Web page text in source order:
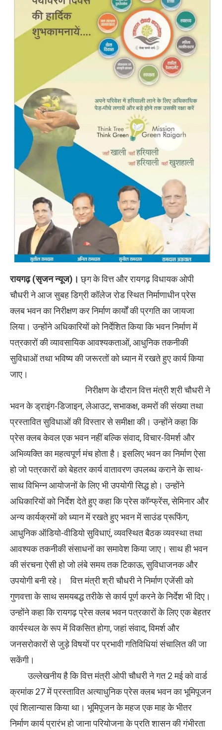
रायगढ़ (सृजन न्यूज)। छ्ग के वित्त और रायगढ़ विधायक ओपी
चौधरी ने आज सुबह डिग्री कॉलेज रोड स्थित निर्माणाधीन प्रेस
क्लब भवन का निरीक्षण कर निर्माण कार्यों की प्रगति का जायजा
लिया। उन्होंने अधिकारियों को निर्देशित किया कि भवन निर्माण में
पत्रकारों की व्यावसायिक आवश्यकताओं, आधुनिक तकनीकी
सुविधाओं तथा भविष्य की जरूरतों को ध्यान में रखते हुए कार्य किया
जाए।
निरीक्षण के दौरान वित्त मंत्री श्री चौधरी ने
भवन के ड्राइंग-डिजाइन, लेआउट, सभाकक्ष, कमरों की संख्या तथा
प्रस्तावित सुविधाओं की विस्तार से समीक्षा की। उन्होंने कहा कि
प्रेस क्लब केवल एक भवन नहीं बल्कि संवाद, विचार-विमर्श और
अभिव्यक्ति का महत्वपूर्ण मंच होता है। इसलिए भवन का निर्माण ऐसा
हो जो पत्रकारों को बेहतर कार्य वातावरण उपलब्ध कराने के साथ-
साथ विभिन्न आयोजनों के लिए भी उपयोगी सिद्ध हो। उन्होंने
अधिकारियों को निर्देश देते हुए कहा कि प्रेस कॉन्फ्रेंस, सेमिनार और
अन्य कार्यक्रमों को ध्यान में रखते हुए भवन में साउंड प्रूफिंग,
आधुनिक ऑडियो-वीडियो सुविधाएं, व्यवस्थित बैठक व्यवस्था तथा
आवश्यक तकनीकी संसाधनों का समावेश किया जाए। साथ ही भवन
की संरचना ऐसी हो जो लंबे समय तक टिकाऊ, सुविधाजनक और
उपयोगी बनी रहे। वित्त मंत्री श्री चौधरी ने निर्माण एजेंसी को
गुणवत्ता के साथ समयबद्ध तरीके से कार्य पूर्ण करने के निर्देश भी दिए।
उन्होंने कहा कि रायगढ़ प्रेस क्लब भवन पत्रकारों के लिए एक बेहतर
कार्यस्थल के रूप में विकसित होगा, जहां संवाद, विमर्श और
जनसरोकारों से जुड़े विषयों पर प्रभावी गतिविधियां संचालित की जा
सकेंगी।
उल्लेखनीय है कि वित्त मंत्री ओपी चौधरी ने गत 2 मई को वार्ड
क्रमांक 27 में प्रस्तावित अत्याधुनिक प्रेस क्लब भवन का भूमिपूजन
एवं शिलान्यास किया था। भूमिपूजन के महज एक माह के भीतर
निर्माण कार्य प्रारंभ हो जाना परियोजना के प्रति शासन की गंभीरता